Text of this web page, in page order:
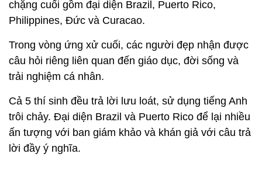
ấn tượng với ban giám khảo và khán giả với câu trả